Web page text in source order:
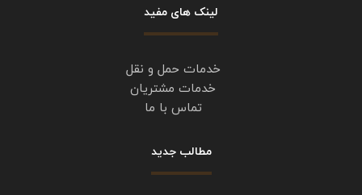
ساعات کاری:
شنبه – پنجشنبه:
شبانه روزی
جمعه:
لینک های مفید